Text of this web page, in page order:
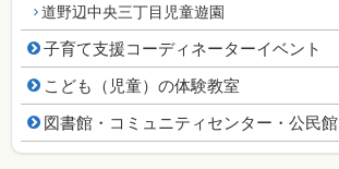
道野辺中央三丁目児童遊園
子育て支援コーディネーターイベント
こども（児童）の体験教室
図書館・コミュニティセンター・公民館